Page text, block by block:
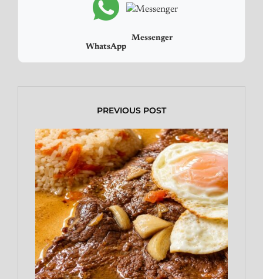
WhatsApp
Messenger
PREVIOUS POST